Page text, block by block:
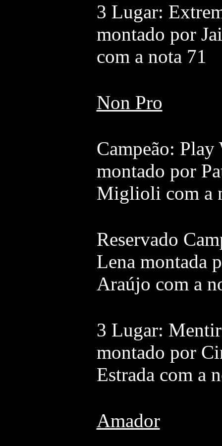
3 Lugar:
montado por
com a nota 71
Non Pro
Campeão:
montado por
Miglioli com a
Reservado
Lena montada
Araújo com a
3 Lugar:
montado por
Estrada com a
Amador